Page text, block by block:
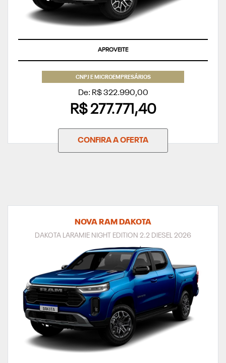
APROVEITE
CNPJ E MICROEMPRESÁRIOS
De: R$ 322.990,00
R$ 277.771,40
CONFIRA A OFERTA
NOVA RAM DAKOTA
DAKOTA LARAMIE NIGHT EDITION 2.2 DIESEL 2026